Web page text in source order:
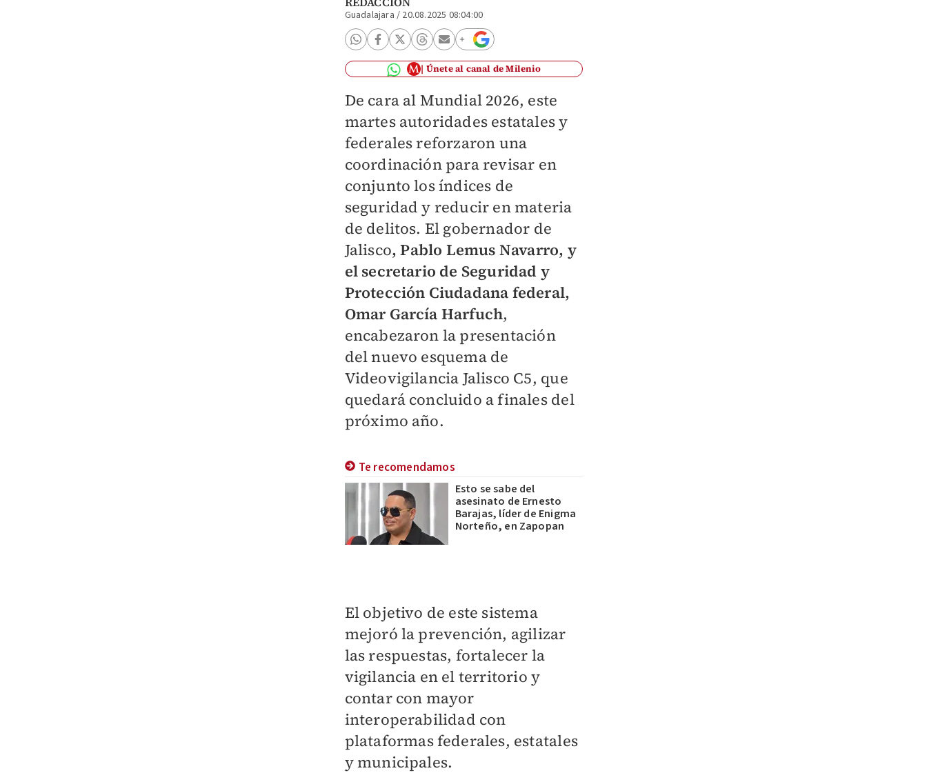
Guadalajara / 20.08.2025 08:04:00
Únete al canal de Milenio
De cara al Mundial 2026, este
martes autoridades estatales y
federales reforzaron una
coordinación para revisar en
conjunto los índices de
seguridad y reducir en materia
de delitos. El gobernador de
Jalisco, Pablo Lemus Navarro, y
el secretario de Seguridad y
Protección Ciudadana federal,
Omar García Harfuch,
encabezaron la presentación
del nuevo esquema de
Videovigilancia Jalisco C5, que
quedará concluido a finales del
próximo año.
Te recomendamos
Esto se sabe del
asesinato de Ernesto
Barajas, líder de Enigma
Norteño, en Zapopan
El objetivo de este sistema
mejoró la prevención, agilizar
las respuestas, fortalecer la
vigilancia en el territorio y
contar con mayor
interoperabilidad con
plataformas federales, estatales
y municipales.